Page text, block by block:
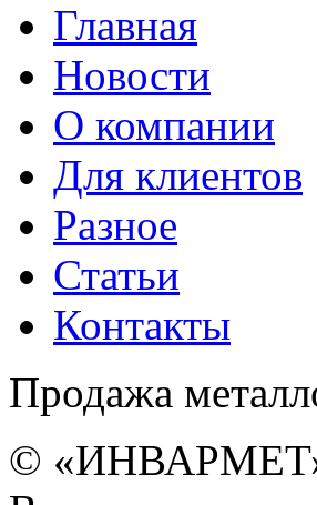
Главная
Новости
О компании
Для клиентов
Разное
Статьи
Контакты
Продажа
© «ИНВАРМЕТ»